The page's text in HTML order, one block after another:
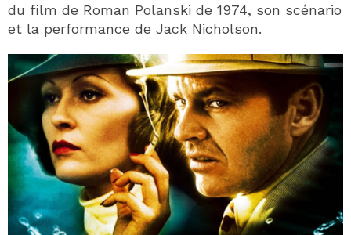
du film de Roman Polanski de 1974, son scénario
et la performance de Jack Nicholson.